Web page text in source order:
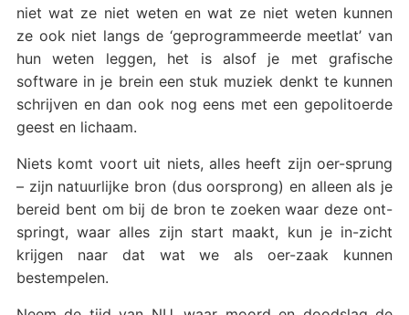
niet wat ze niet weten en wat ze niet weten kunnen
ze ook niet langs de ‘geprogrammeerde meetlat’ van
hun weten leggen, het is alsof je met grafische
software in je brein een stuk muziek denkt te kunnen
schrijven en dan ook nog eens met een gepolitoerde
geest en lichaam.
Niets komt voort uit niets, alles heeft zijn oer-sprung
– zijn natuurlijke bron (dus oorsprong) en alleen als je
bereid bent om bij de bron te zoeken waar deze ont-
springt, waar alles zijn start maakt, kun je in-zicht
krijgen naar dat wat we als oer-zaak kunnen
bestempelen.